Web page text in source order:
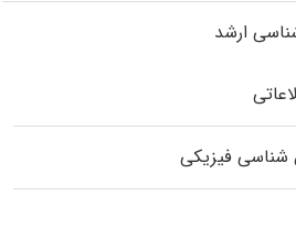
ارشد
شناسی فیزیکی